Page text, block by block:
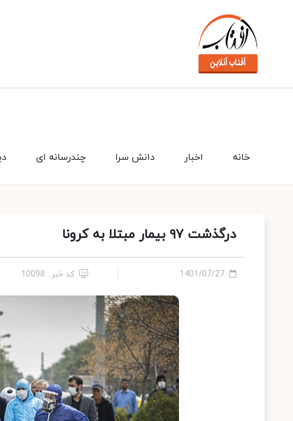
چندرسانه ای دانش سرا اخبار خانه
درگذشت ۹۷ بیمار مبتلا به کرونا
1401/07/27 کد خبر : 10098